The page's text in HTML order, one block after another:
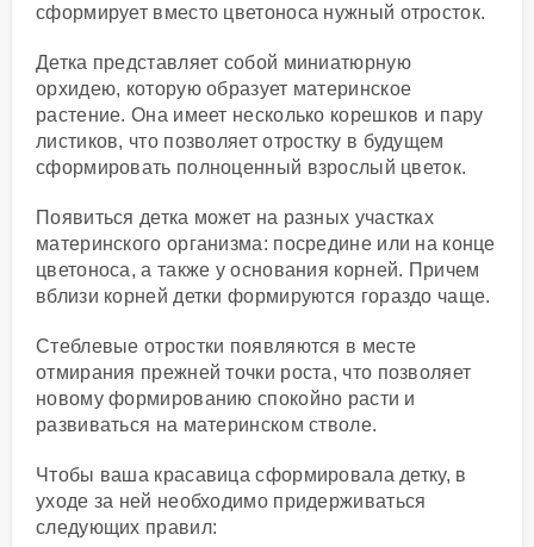
сформирует вместо цветоноса нужный отросток.
Детка представляет собой миниатюрную
орхидею, которую образует материнское
растение. Она имеет несколько корешков и пару
листиков, что позволяет отростку в будущем
сформировать полноценный взрослый цветок.
Появиться детка может на разных участках
материнского организма: посредине или на конце
цветоноса, а также у основания корней. Причем
вблизи корней детки формируются гораздо чаще.
Стеблевые отростки появляются в месте
отмирания прежней точки роста, что позволяет
новому формированию спокойно расти и
развиваться на материнском стволе.
Чтобы ваша красавица сформировала детку, в
уходе за ней необходимо придерживаться
следующих правил: